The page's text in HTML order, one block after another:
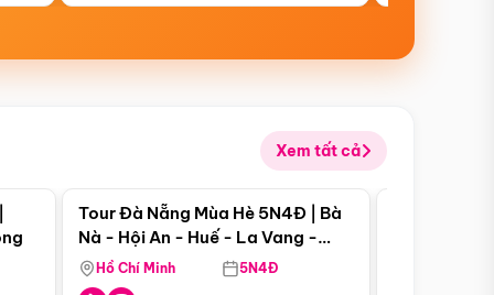
Xem tất cả
Điểm nổi bật
Tour Đà Nẵng Mùa Hè 5N4Đ | Bà
Nà - Hội An - Huế - La Vang -
Động Thiên Đường
Hồ Chí Minh 5N4Đ